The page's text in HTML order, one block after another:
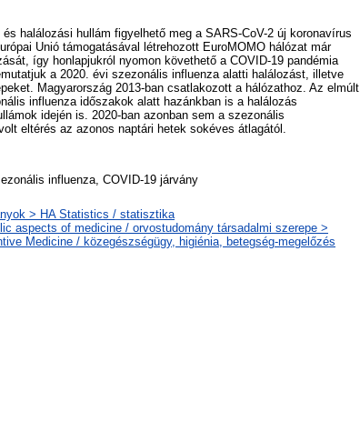
halálozási hullám figyelhető meg a SARS-CoV-2 új koronavírus
Unió támogatásával létrehozott EuroMOMO hálózat már
így honlapjukról nyomon követhető a COVID-19 pandémia
a 2020. évi szezonális influenza alatti halálozást, illetve
Magyarország 2013-ban csatlakozott a hálózathoz. Az elmúlt
influenza időszakok alatt hazánkban is a halálozás
idején is. 2020-ban azonban sem a szezonális
eltérés az azonos naptári hetek sokéves átlagától.
influenza, COVID-19 járvány
> HA Statistics / statisztika
aspects of medicine / orvostudomány társadalmi szerepe >
Medicine / közegészségügy, higiénia, betegség-megelőzés